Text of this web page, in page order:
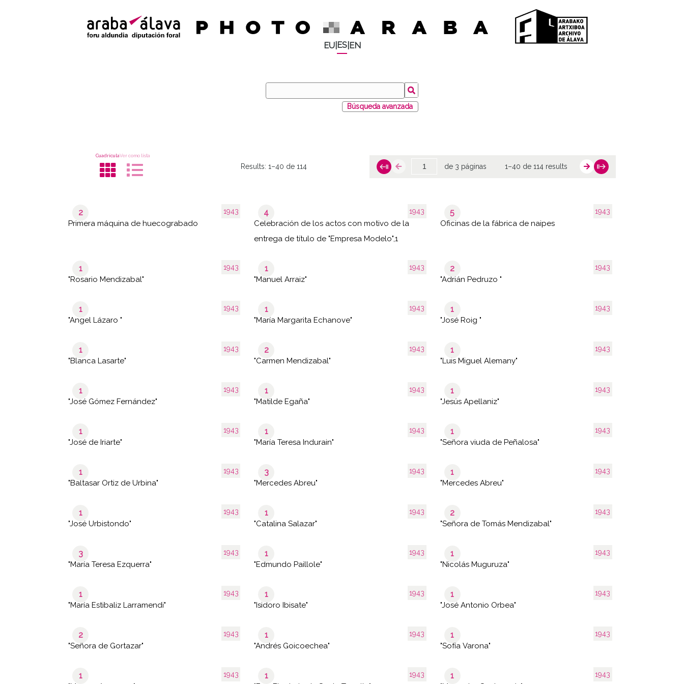
EU| ES| EN
Búsqueda avanzada
CuadrículaVer como lista
Results: 1–40 de 114 de 3 páginas 1–40 de 114 results
1943
2
Primera máquina de huecograbado
1943
4
Celebración de los actos con motivo de la
entrega de título de "Empresa Modelo",1
1943
5
Oficinas de la fábrica de naipes
1943
1
"Rosario Mendizabal"
1943
1
"Manuel Arraiz"
1943
2
"Adrián Pedruzo "
1943
1
"Angel Lázaro "
1943
1
"María Margarita Echanove"
1943
1
"José Roig "
1943
1
"Blanca Lasarte"
1943
2
"Carmen Mendizabal"
1943
1
"Luis Miguel Alemany"
1943
1
"José Gómez Fernández"
1943
1
"Matilde Egaña"
1943
1
"Jesús Apellaniz"
1943
1
"José de Iriarte"
1943
1
"María Teresa Indurain"
1943
1
"Señora viuda de Peñalosa"
1943
1
"Baltasar Ortiz de Urbina"
1943
3
"Mercedes Abreu"
1943
1
"Mercedes Abreu"
1943
1
"José Urbistondo"
1943
1
"Catalina Salazar"
1943
2
"Señora de Tomás Mendizabal"
1943
3
"María Teresa Ezquerra"
1943
1
"Edmundo Paillole"
1943
1
"Nicolás Muguruza"
1943
1
"María Estibaliz Larramendi"
1943
1
"Isidoro Ibisate"
1943
1
"José Antonio Orbea"
1943
2
"Señora de Gortazar"
1943
1
"Andrés Goicoechea"
1943
1
"Sofía Varona"
1943
1 1943
1 1943
1